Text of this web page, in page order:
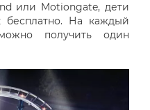
или Motiongate, дети
На каждый
получить один